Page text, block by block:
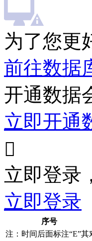
为了您更
前往数据
开通数据
立即开通

立即登录
立即登录
序号
注：时间后面标注“E”其